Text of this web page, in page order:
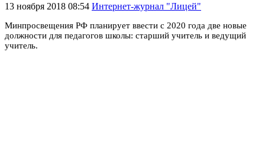
13 ноября 2018 08:54 Интернет-журнал "Лицей"
Минпросвещения РФ планирует ввести с 2020 года две новые
должности для педагогов школы: старший учитель и ведущий
учитель.